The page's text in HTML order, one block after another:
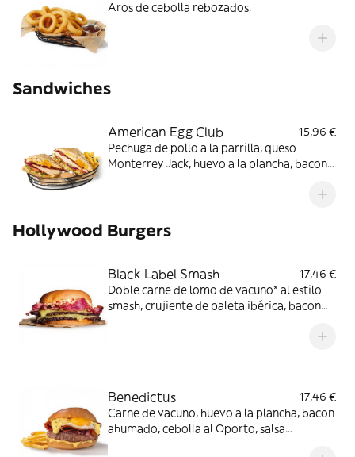
Aros de cebolla rebozados.
Sandwiches
American Egg Club
15,96 €
Pechuga de pollo a la parrilla, queso
Monterrey Jack, huevo a la plancha, bacon
salsa mayo-wey en pan tostado con pipas
Hollywood Burgers
Black Label Smash
17,46 €
Doble carne de lomo de vacuno* al estilo
smash, crujiente de paleta ibérica, bacon
huevo frito en pan estilo brioche. *60% de
Benedictus
17,46 €
Carne de vacuno, huevo a la plancha, bacon
ahumado, cebolla al Oporto, salsa